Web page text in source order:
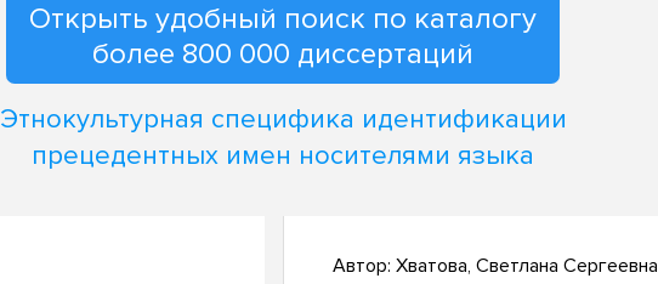
Открыть удобный поиск по каталогу
более 800 000 диссертаций
Этнокультурная специфика идентификации
прецедентных имен носителями языка
Автор: Хватова, Светлана Сергеевна